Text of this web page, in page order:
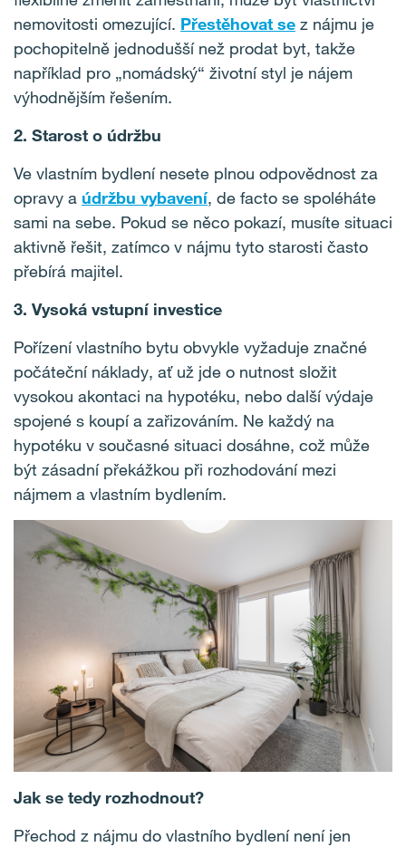
nemovitosti omezující. Přestěhovat se z nájmu je
pochopitelně jednodušší než prodat byt, takže
například pro „nomádský“ životní styl je nájem
výhodnějším řešením.
2. Starost o údržbu
Ve vlastním bydlení nesete plnou odpovědnost za
opravy a údržbu vybavení, de facto se spoléháte
sami na sebe. Pokud se něco pokazí, musíte situaci
aktivně řešit, zatímco v nájmu tyto starosti často
přebírá majitel.
3. Vysoká vstupní investice
Pořízení vlastního bytu obvykle vyžaduje značné
počáteční náklady, ať už jde o nutnost složit
vysokou akontaci na hypotéku, nebo další výdaje
spojené s koupí a zařizováním. Ne každý na
hypotéku v současné situaci dosáhne, což může
být zásadní překážkou při rozhodování mezi
nájmem a vlastním bydlením.
Jak se tedy rozhodnout?
Přechod z nájmu do vlastního bydlení není jen